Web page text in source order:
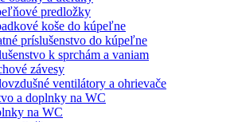
predložky
koše do kúpeľne
príslušenstvo do kúpeľne
k sprchám a vaniam
závesy
ventilátory a ohrievače
a doplnky na WC
na WC